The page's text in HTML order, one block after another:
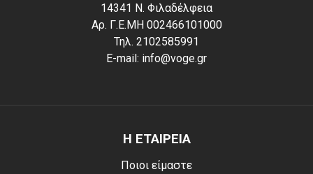
14341 Ν. Φιλαδέλφεια
Αρ. Γ.Ε.ΜΗ 002466101000
Τηλ. 2102585991
E-mail: info@voge.gr
Η ΕΤΑΙΡΕΙΑ
Ποιοι είμαστε